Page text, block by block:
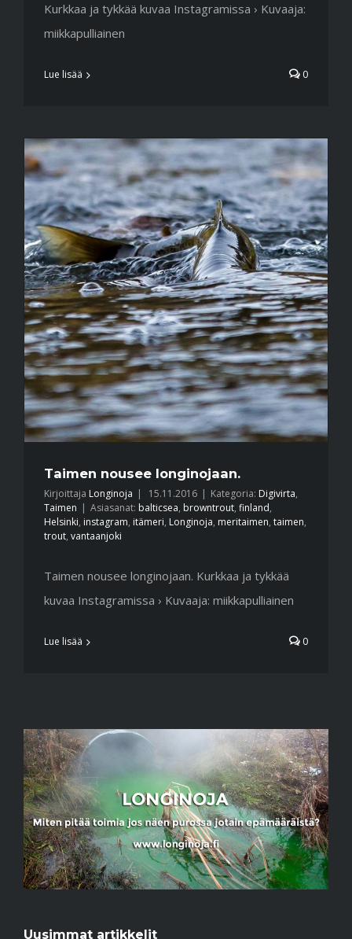
Kurkkaa ja tykkää kuvaa Instagramissa › Kuvaaja:
miikkapulliainen
Lue lisää 0
Taimen nousee longinojaan.
Kirjoittaja Longinoja 15.11.2016 Kategoria: Digivirta,
Taimen
Asiasanat: balticsea, browntrout, finland,
Helsinki, instagram, itämeri, Longinoja, meritaimen, taimen,
trout, vantaanjoki
Taimen nousee longinojaan. Kurkkaa ja tykkää
kuvaa Instagramissa › Kuvaaja: miikkapulliainen
Lue lisää 0
Uusimmat artikkelit